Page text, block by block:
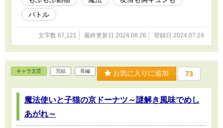
バトル
文字数 67,121 最終更新日 2024.08.26 登録日 2024.07.24
キャラ文芸 完結 長編 お気に入りに追加 73
魔法使いと子猫の京ドーナツ～謎解き風味でめし
あがれ～